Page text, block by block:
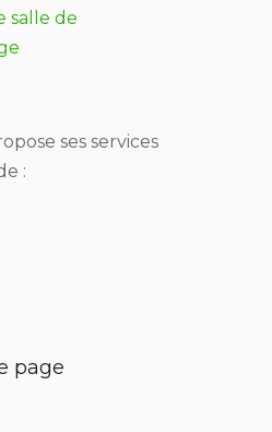
salle de
ses services
: